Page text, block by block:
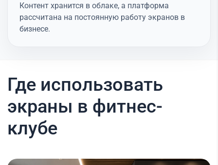
Контент хранится в облаке, а платформа
рассчитана на постоянную работу экранов в
бизнесе.
Где использовать
экраны в фитнес-
клубе